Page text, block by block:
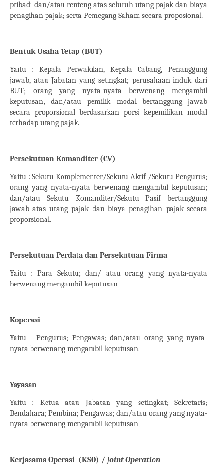
pribadi dan/atau renteng atas seluruh utang pajak dan biaya
penagihan pajak; serta Pemegang Saham secara proposional.
Bentuk Usaha Tetap (BUT)
Yaitu : Kepala Perwakilan, Kepala Cabang, Penanggung
jawab, atau Jabatan yang setingkat; perusahaan induk dari
BUT; orang yang nyata-nyata berwenang mengambil
keputusan; dan/atau pemilik modal bertanggung jawab
secara proporsional berdasarkan porsi kepemilikan modal
terhadap utang pajak.
Persekutuan Komanditer (CV)
Yaitu : Sekutu Komplementer/Sekutu Aktif /Sekutu Pengurus;
orang yang nyata-nyata berwenang mengambil keputusan;
dan/atau Sekutu Komanditer/Sekutu Pasif bertanggung
jawab atas utang pajak dan biaya penagihan pajak secara
proporsional.
Persekutuan Perdata dan Persekutuan Firma
Yaitu : Para Sekutu; dan/ atau orang yang nyata-nyata
berwenang mengambil keputusan.
Koperasi
Yaitu : Pengurus; Pengawas; dan/atau orang yang nyata-
nyata berwenang mengambil keputusan.
Yayasan
Yaitu : Ketua atau Jabatan yang setingkat; Sekretaris;
Bendahara; Pembina; Pengawas; dan/atau orang yang nyata-
nyata berwenang mengambil keputusan;
Kerjasama Operasi (KSO) / Joint Operation